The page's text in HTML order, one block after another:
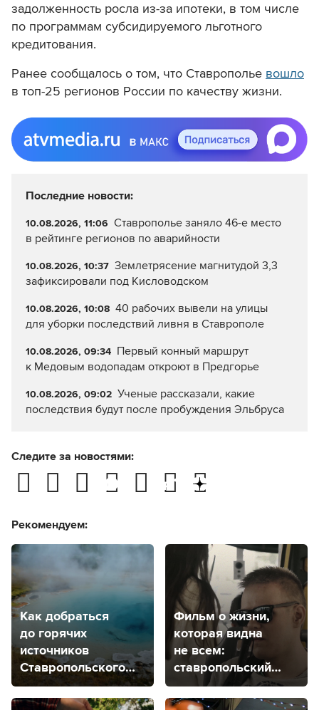
задолженность росла из-за ипотеки, в том числе
по программам субсидируемого льготного
кредитования.
Ранее сообщалось о том, что Ставрополье вошло
в топ-25 регионов России по качеству жизни.
Последние новости:
10.08.2026, 11:06 Ставрополье заняло 46-е место
в рейтинге регионов по аварийности
10.08.2026, 10:37 Землетрясение магнитудой 3,3
зафиксировали под Кисловодском
10.08.2026, 10:08 40 рабочих вывели на улицы
для уборки последствий ливня в Ставрополе
10.08.2026, 09:34 Первый конный маршрут
к Медовым водопадам откроют в Предгорье
10.08.2026, 09:02 Ученые рассказали, какие
последствия будут после пробуждения Эльбруса
Следите за новостями:
Рекомендуем:
Как добраться
до горячих
источников
Ставропольского
края?
Фильм о жизни,
которая видна
не всем:
ставропольский
режиссер рассказал
о своей новой